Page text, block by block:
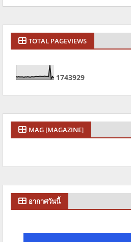
TOTAL PAGEVIEWS
1743929
MAG [MAGAZINE]
อากาศวันนี้